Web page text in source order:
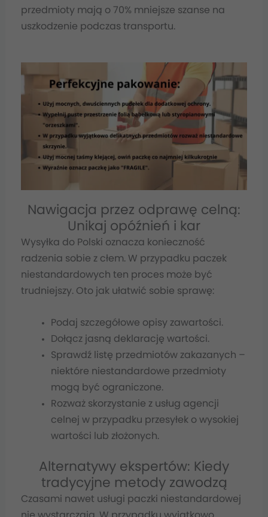
przedmioty mają o 70% mniejsze szanse na
uszkodzenie podczas transportu.
Nawigacja przez odprawę celną:
Unikaj opóźnień i kar
Wysyłka do Polski oznacza konieczność
radzenia sobie z cłem. W przypadku paczek
niestandardowych ten proces może być
trudniejszy. Oto jak ułatwić sobie sprawę:
Podaj szczegółowe opisy zawartości.
Dołącz jasną deklarację wartości.
Sprawdź listę przedmiotów zakazanych –
niektóre niestandardowe przedmioty
mogą być ograniczone.
Rozważ skorzystanie z usług agencji
celnej w przypadku przesyłek o wysokiej
wartości lub złożonych.
Alternatywy ekspertów: Kiedy
tradycyjne metody zawodzą
Czasami nawet usługi paczki niestandardowej